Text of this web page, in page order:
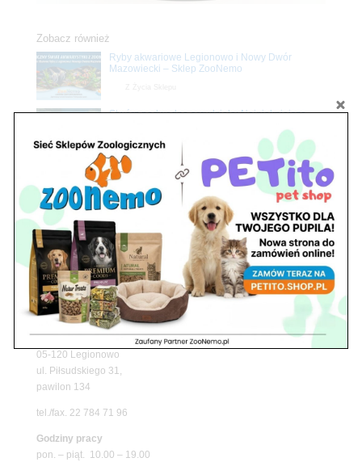
Zobacz również
Ryby akwariowe Legionowo i Nowy Dwór
Mazowiecki – Sklep ZooNemo
Z Życia Sklepu
Stwórz podwodne arcydzieło: Najpiękniejsze
Promocje
Upały wracają! Zadbaj o komfort swojego pupila
z matami chłodzącymi ZooNemo
Z Życia Sklepu
Petito Pet Shop – Internetowy Sklep Zoologiczny
Online! Wszystko Dla Twojego Pupila | ZooNemo
Znajdź nas
Adres
05-120 Legionowo
ul. Piłsudskiego 31,
pawilon 134
tel./fax. 22 784 71 96
Godziny pracy
pon. – piąt. 10.00 – 19.00